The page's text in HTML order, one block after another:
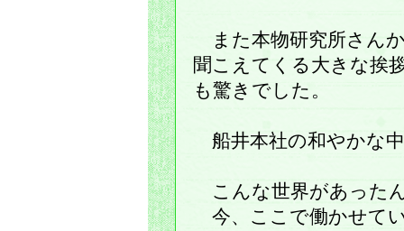
また本物研究所さん
聞こえてくる大きな挨
も驚きでした。
船井本社の和やかな
こんな世界があった
今、ここで働かせて